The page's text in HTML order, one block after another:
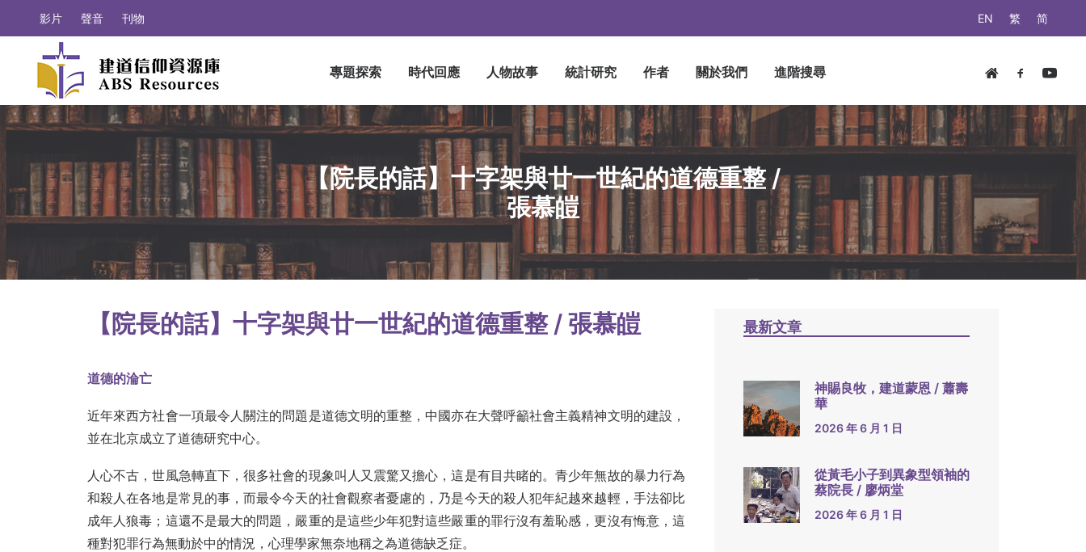
EN 繁 简
影片 聲音 刊物
專題探索 時代回應 人物故事 統計研究 作者 關於我們 進階搜尋
【院長的話】十字架與廿一世紀的道德重整 /
張慕皚
【院長的話】十字架與廿一世紀的道德重整 / 張慕皚
道德的淪亡
近年來西方社會一項最令人關注的問題是道德文明的重整，中國亦在大聲呼籲社會主義精神文明的建設，
並在北京成立了道德研究中心。
人心不古，世風急轉直下，很多社會的現象叫人又震驚又擔心，這是有目共睹的。青少年無故的暴力行為
和殺人在各地是常見的事，而最令今天的社會觀察者憂慮的，乃是今天的殺人犯年紀越來越輕，手法卻比
成年人狼毒；這還不是最大的問題，嚴重的是這些少年犯對這些嚴重的罪行沒有羞恥感，更沒有悔意，這
種對犯罪行為無動於中的情況，心理學家無奈地稱之為道德缺乏症。
最新文章
神賜良牧，建道蒙恩 / 蕭壽
華
2026 年 6 月 1 日
從黃毛小子到異象型領袖的
蔡院長 / 廖炳堂
2026 年 6 月 1 日